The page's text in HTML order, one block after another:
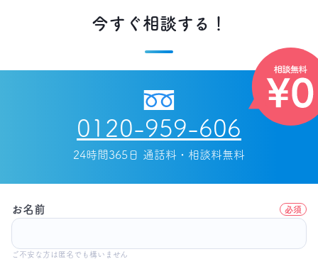
今すぐ相談する！
0120-959-606
24時間365日 通話料・相談料無料
お名前 必須
ご不安な方は匿名でも構いません